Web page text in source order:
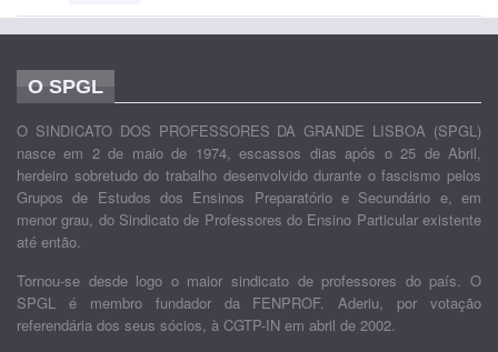
O SPGL
O SINDICATO DOS PROFESSORES DA GRANDE LISBOA (SPGL)
nasce em 2 de maio de 1974, escassos dias após o 25 de Abril,
herdeiro sobretudo do trabalho desenvolvido durante o fascismo pelos
Grupos de Estudos dos Ensinos Preparatório e Secundário e, em
menor grau, do Sindicato de Professores do Ensino Particular existente
até então.
Tornou-se desde logo o maior sindicato de professores do país. O
SPGL é membro fundador da FENPROF. Aderiu, por votação
referendária dos seus sócios, à CGTP-IN em abril de 2002.